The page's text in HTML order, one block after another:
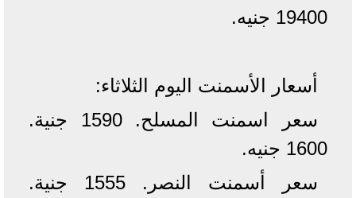
19400 جنيه.
أسعار الأسمنت اليوم الثلاثاء:
سعر اسمنت المسلح. 1590 جنية.
1600 جنيه.
سعر أسمنت النصر. 1555 جنية.